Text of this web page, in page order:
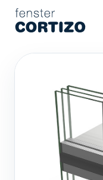
Cortizo Fenster ist ein
Produkte
Filialnetz